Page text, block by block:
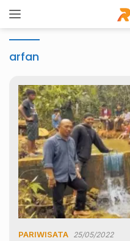
ke
arfan
PARIWISATA 25/05/2022